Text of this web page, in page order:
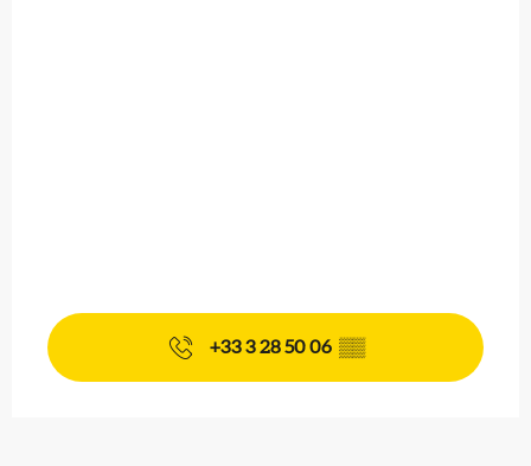
+33 3 28 50 06 ▒▒